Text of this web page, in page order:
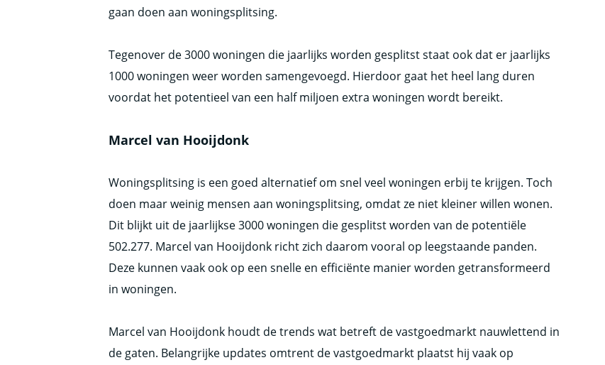
gaan doen aan woningsplitsing.
Tegenover de 3000 woningen die jaarlijks worden gesplitst staat ook dat er jaarlijks
1000 woningen weer worden samengevoegd. Hierdoor gaat het heel lang duren
voordat het potentieel van een half miljoen extra woningen wordt bereikt.
Marcel van Hooijdonk
Woningsplitsing is een goed alternatief om snel veel woningen erbij te krijgen. Toch
doen maar weinig mensen aan woningsplitsing, omdat ze niet kleiner willen wonen.
Dit blijkt uit de jaarlijkse 3000 woningen die gesplitst worden van de potentiële
502.277. Marcel van Hooijdonk richt zich daarom vooral op leegstaande panden.
Deze kunnen vaak ook op een snelle en efficiënte manier worden getransformeerd
in woningen.
Marcel van Hooijdonk houdt de trends wat betreft de vastgoedmarkt nauwlettend in
de gaten. Belangrijke updates omtrent de vastgoedmarkt plaatst hij vaak op